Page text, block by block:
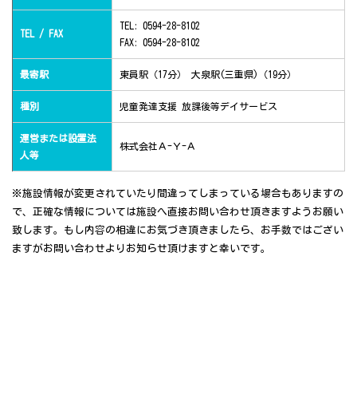
TEL / FAX
TEL: 0594-28-8102
FAX: 0594-28-8102
最寄駅 東員駅（17分） 大泉駅(三重県)（19分）
種別 児童発達支援 放課後等デイサービス
運営または設置法
人等
株式会社Ａ-Ｙ-Ａ
※施設情報が変更されていたり間違ってしまっている場合もありますの
で、正確な情報については施設へ直接お問い合わせ頂きますようお願い
致します。もし内容の相違にお気づき頂きましたら、お手数ではござい
ますがお問い合わせよりお知らせ頂けますと幸いです。